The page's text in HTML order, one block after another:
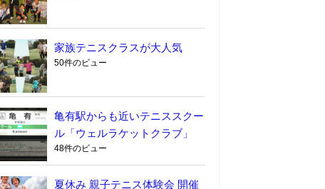
家族テニスクラスが大人気
50件のビュー
亀有駅からも近いテニススクー
ル「ウェルラケットクラブ」
48件のビュー
夏休み 親子テニス体験会 開催